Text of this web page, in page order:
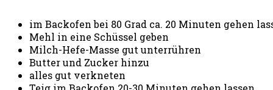
im Backofen bei 80 Grad ca. 20 Minuten gehen
Mehl in eine Schüssel geben
Milch-Hefe-Masse gut unterrühren
Butter und Zucker hinzu
alles gut verkneten